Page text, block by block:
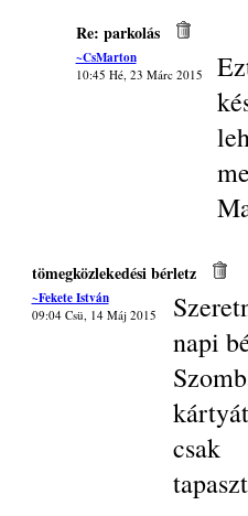
Re: parkolás
~CsMarton
10:45 Hé, 23 Márc 2015
tömegközlekedési bérletz
~Fekete István
09:04 Csü, 14 Máj 2015
napi
csak